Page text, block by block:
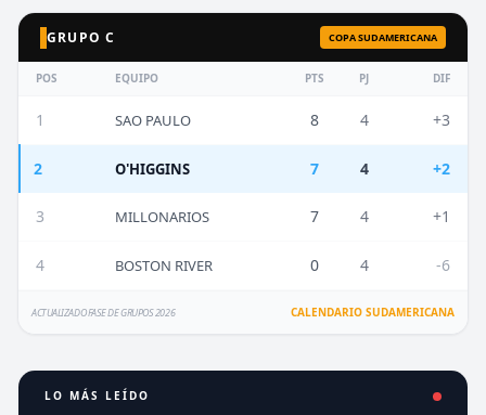
GRUPO C COPA SUDAMERICANA
POS EQUIPO PTS PJ DIF
1 SAO PAULO 8 4 +3
2 O'HIGGINS 7 4 +2
3 MILLONARIOS 7 4 +1
4 BOSTON RIVER 0 4 -6
ACTUALIZADO FASE DE GRUPOS 2026 CALENDARIO SUDAMERICANA
LO MÁS LEÍDO